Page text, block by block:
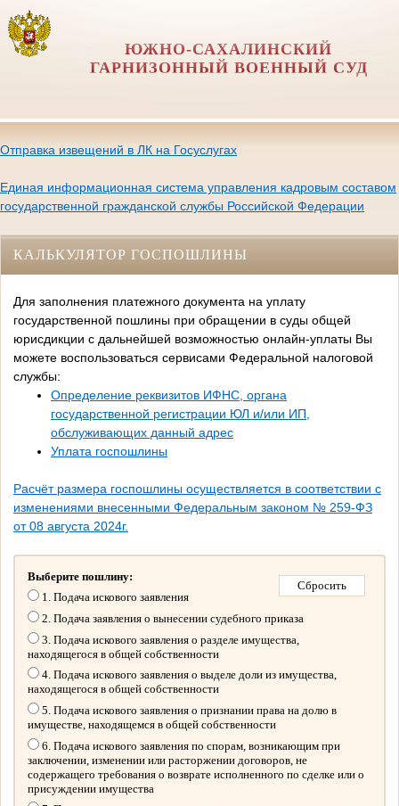
ЮЖНО-САХАЛИНСКИЙ
ГАРНИЗОННЫЙ ВОЕННЫЙ СУД
Отправка извещений в ЛК на Госуслугах
Единая информационная система управления кадровым составом
государственной гражданской службы Российской Федерации
КАЛЬКУЛЯТОР ГОСПОШЛИНЫ
Для заполнения платежного документа на уплату
государственной пошлины при обращении в суды общей
юрисдикции с дальнейшей возможностью онлайн-уплаты Вы
можете воспользоваться сервисами Федеральной налоговой
службы:
Определение реквизитов ИФНС, органа
государственной регистрации ЮЛ и/или ИП,
обслуживающих данный адрес
Уплата госпошлины
Расчёт размера госпошлины осуществляется в соответствии с
изменениями внесенными Федеральным законом № 259-ФЗ
от 08 августа 2024г.
Выберите пошлину:
1. Подача искового заявления
2. Подача заявления о вынесении судебного приказа
3. Подача искового заявления о разделе имущества,
находящегося в общей собственности
4. Подача искового заявления о выделе доли из имущества,
находящегося в общей собственности
5. Подача искового заявления о признании права на долю в
имуществе, находящемся в общей собственности
6. Подача искового заявления по спорам, возникающим при
заключении, изменении или расторжении договоров, не
содержащего требования о возврате исполненного по сделке или о
присуждении имущества